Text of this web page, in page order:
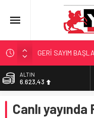
GERİ SAYIM
‘BAFRA’YA
YÖNETİCİ
BİST
13.785,25
47,7048
Canlı